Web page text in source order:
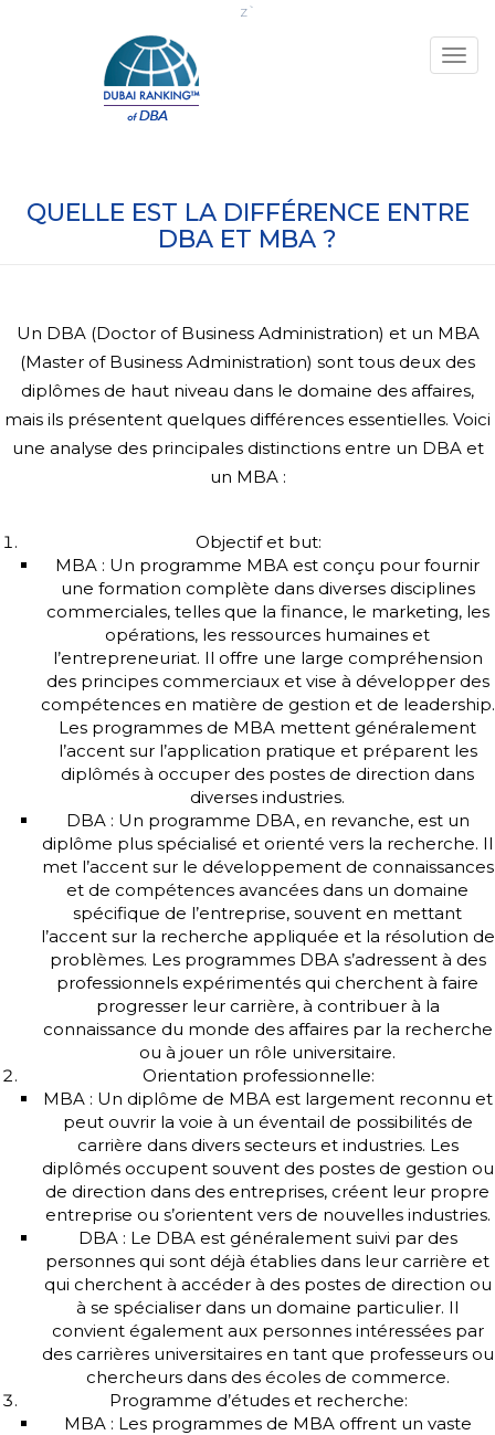
z`
What is the difference between a DBA and
QUELLE EST LA DIFFÉRENCE ENTRE
DBA ET MBA ?
Un DBA (Doctor of Business Administration) et un MBA
(Master of Business Administration) sont tous deux des
diplômes de haut niveau dans le domaine des affaires,
mais ils présentent quelques différences essentielles. Voici
une analyse des principales distinctions entre un DBA et
un MBA :
Objectif et but:
MBA : Un programme MBA est conçu pour fournir
une formation complète dans diverses disciplines
commerciales, telles que la finance, le marketing, les
opérations, les ressources humaines et
l’entrepreneuriat. Il offre une large compréhension
des principes commerciaux et vise à développer des
compétences en matière de gestion et de leadership.
Les programmes de MBA mettent généralement
l’accent sur l’application pratique et préparent les
diplômés à occuper des postes de direction dans
diverses industries.
DBA : Un programme DBA, en revanche, est un
diplôme plus spécialisé et orienté vers la recherche. Il
met l’accent sur le développement de connaissances
et de compétences avancées dans un domaine
spécifique de l’entreprise, souvent en mettant
l’accent sur la recherche appliquée et la résolution de
problèmes. Les programmes DBA s’adressent à des
professionnels expérimentés qui cherchent à faire
progresser leur carrière, à contribuer à la
connaissance du monde des affaires par la recherche
ou à jouer un rôle universitaire.
Orientation professionnelle:
MBA : Un diplôme de MBA est largement reconnu et
peut ouvrir la voie à un éventail de possibilités de
carrière dans divers secteurs et industries. Les
diplômés occupent souvent des postes de gestion ou
de direction dans des entreprises, créent leur propre
entreprise ou s’orientent vers de nouvelles industries.
DBA : Le DBA est généralement suivi par des
personnes qui sont déjà établies dans leur carrière et
qui cherchent à accéder à des postes de direction ou
à se spécialiser dans un domaine particulier. Il
convient également aux personnes intéressées par
des carrières universitaires en tant que professeurs ou
chercheurs dans des écoles de commerce.
Programme d’études et recherche:
MBA : Les programmes de MBA offrent un vaste